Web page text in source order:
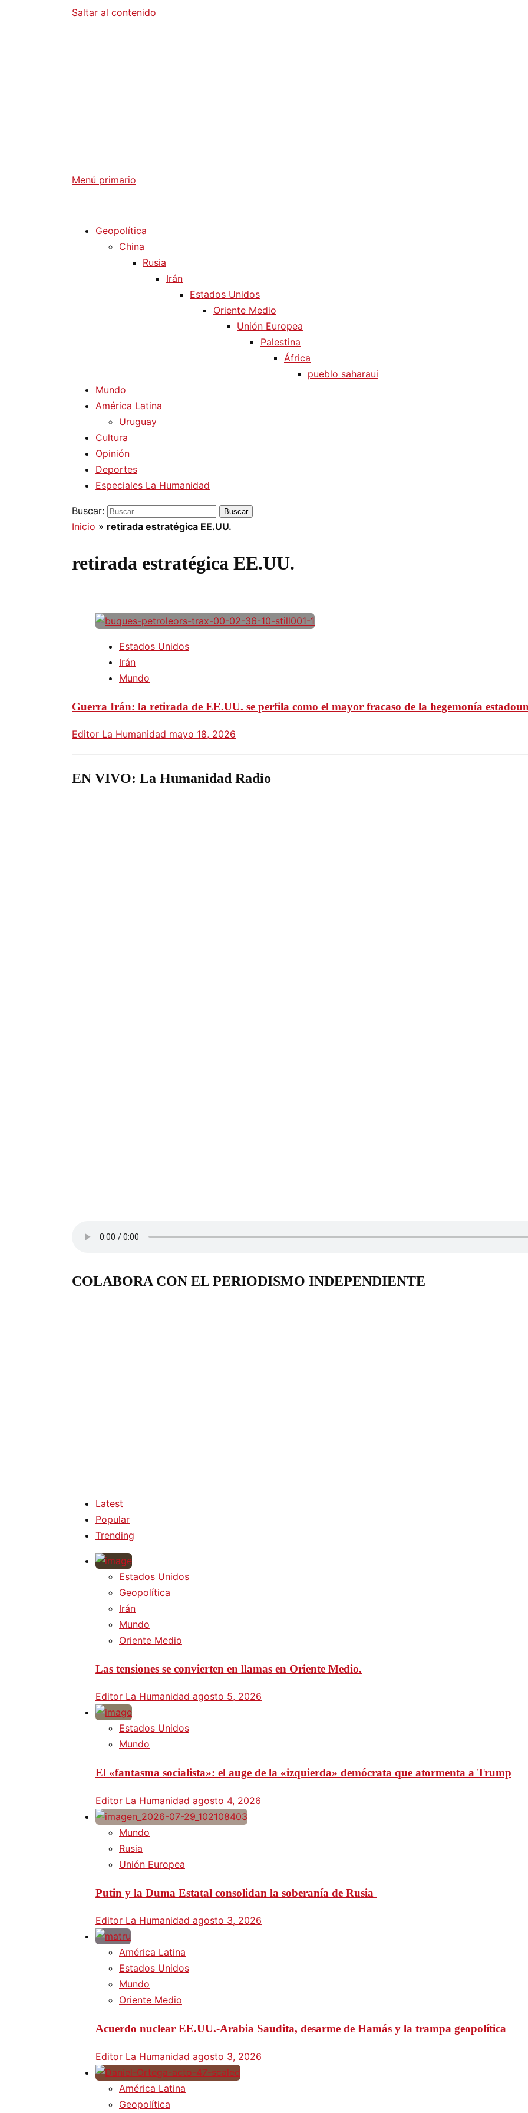
Saltar al contenido
Menú primario
Geopolítica
China
Rusia
Irán
Estados Unidos
Oriente Medio
Unión Europea
Palestina
África
pueblo saharaui
Mundo
América Latina
Uruguay
Cultura
Opinión
Deportes
Especiales La Humanidad
Buscar:
Inicio » retirada estratégica EE.UU.
retirada estratégica EE.UU.
Estados Unidos
Irán
Mundo
Guerra Irán: la retirada de EE.UU. se perfila como el mayor fracaso de la hegemonía
Editor La Humanidad mayo 18, 2026
EN VIVO: La Humanidad Radio
COLABORA CON EL PERIODISMO INDEPENDIENTE
Latest
Popular
Trending
Estados Unidos
Geopolítica
Irán
Mundo
Oriente Medio
Las tensiones se convierten en llamas en Oriente Medio.
Editor La Humanidad agosto 5, 2026
Estados Unidos
Mundo
El «fantasma socialista»: el auge de la «izquierda» demócrata que atormenta a Trump
Editor La Humanidad agosto 4, 2026
Mundo
Rusia
Unión Europea
Putin y la Duma Estatal consolidan la soberanía de Rusia
Editor La Humanidad agosto 3, 2026
América Latina
Estados Unidos
Mundo
Oriente Medio
Acuerdo nuclear EE.UU.-Arabia Saudita, desarme de Hamás y la trampa geopolítica
Editor La Humanidad agosto 3, 2026
América Latina
Geopolítica